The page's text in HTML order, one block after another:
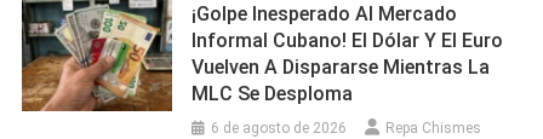
¡Golpe Inesperado Al Mercado
Informal Cubano! El Dólar Y El Euro
Vuelven A Dispararse Mientras La
MLC Se Desploma
6 de agosto de 2026 Repa Chismes